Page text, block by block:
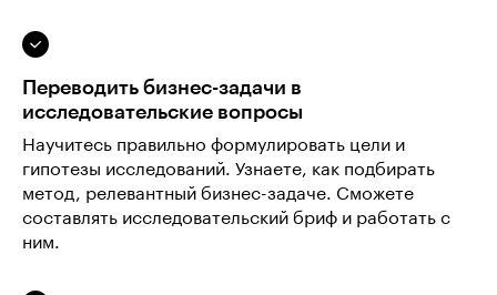
Переводить бизнес-задачи в
исследовательские вопросы
Научитесь правильно формулировать цели и
гипотезы исследований. Узнаете, как подбирать
метод, релевантный бизнес-задаче. Сможете
составлять исследовательский бриф и работать с
ним.